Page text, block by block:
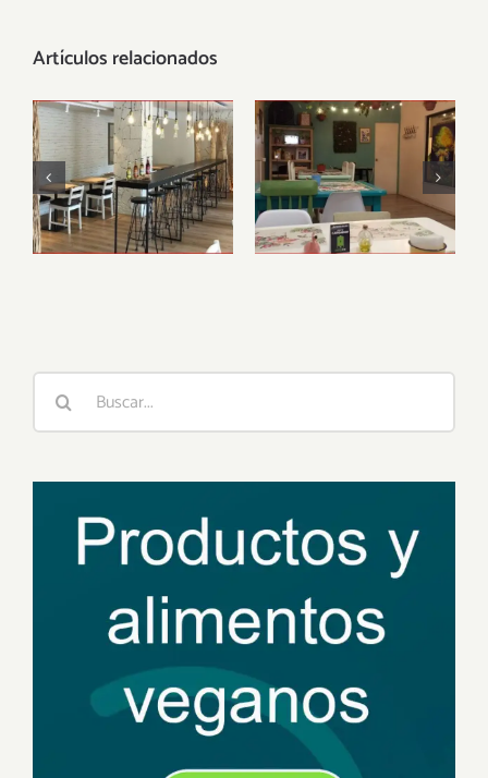
Artículos relacionados
Restaurante
vegano Alive,
Barcelona
Lazy Vegan
Buscar: